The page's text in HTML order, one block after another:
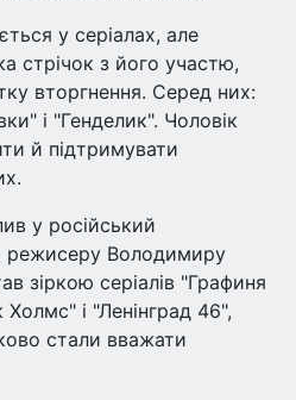
у серіалах, але
стрічок з його участю,
вторгнення. Серед них:
і "Генделик". Чоловік
й підтримувати
у російський
режисеру Володимиру
зіркою серіалів "Графиня
і "Ленінград 46",
стали вважати